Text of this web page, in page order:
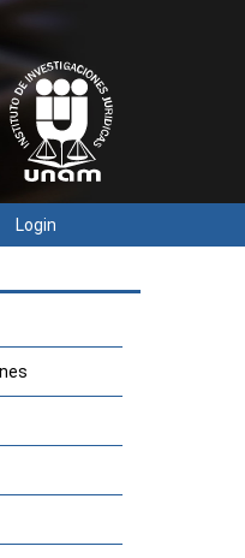
Login